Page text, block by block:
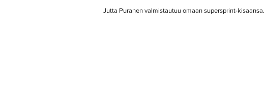
Jutta Puranen valmistautuu omaan supersprint-kisaansa.